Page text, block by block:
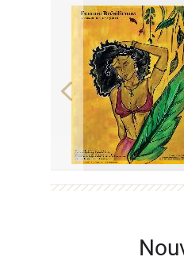
Previous